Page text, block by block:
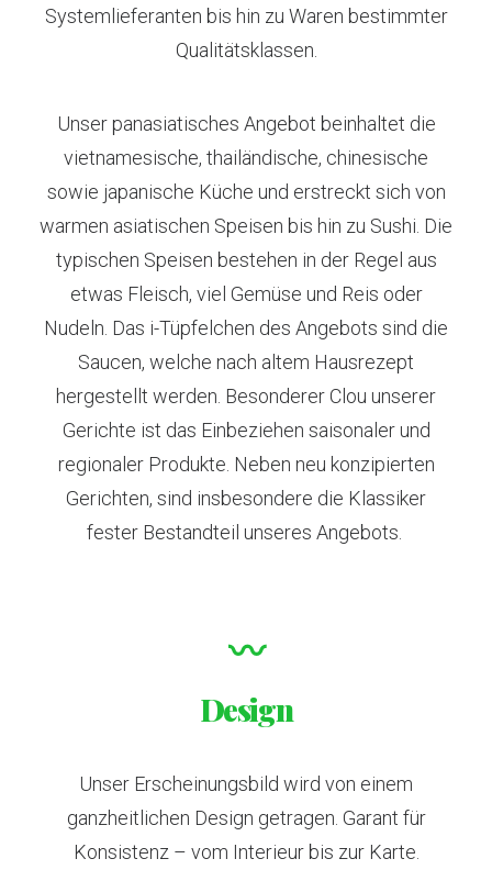
Systemlieferanten bis hin zu Waren bestimmter
Qualitätsklassen.
Unser panasiatisches Angebot beinhaltet die
vietnamesische, thailändische, chinesische
sowie japanische Küche und erstreckt sich von
warmen asiatischen Speisen bis hin zu Sushi. Die
typischen Speisen bestehen in der Regel aus
etwas Fleisch, viel Gemüse und Reis oder
Nudeln. Das i-Tüpfelchen des Angebots sind die
Saucen, welche nach altem Hausrezept
hergestellt werden. Besonderer Clou unserer
Gerichte ist das Einbeziehen saisonaler und
regionaler Produkte. Neben neu konzipierten
Gerichten, sind insbesondere die Klassiker
fester Bestandteil unseres Angebots.
〰
Design
Unser Erscheinungsbild wird von einem
ganzheitlichen Design getragen. Garant für
Konsistenz – vom Interieur bis zur Karte.